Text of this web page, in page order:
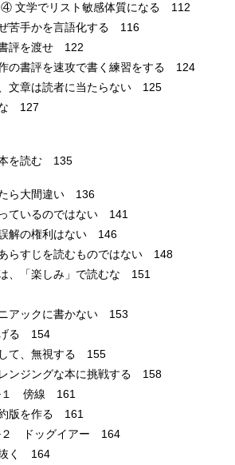
④ 文学でリスト敏感体質になる 112
苦手かを言語化する 116
評を渡せ 122
の書評を速攻で書く練習をする 124
文章は読者に当たらない 125
な 127
を読む 135
ら大間違い 136
ているのではない 141
解の権利はない 146
らすじを読むものではない 148
、「楽しみ」で読むな 151
アックに書かない 153
げる 154
て、無視する 155
ンジングな本に挑戦する 158
１ 傍線 161
版を作る 161
ドッグイアー 164
く 164